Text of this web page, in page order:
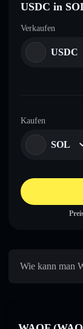
USDC in
Verkaufen
USDC
Kaufen
SOL
Wie kann man